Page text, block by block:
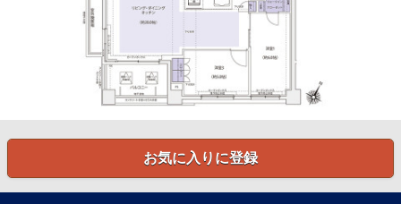
お気に入りに登録